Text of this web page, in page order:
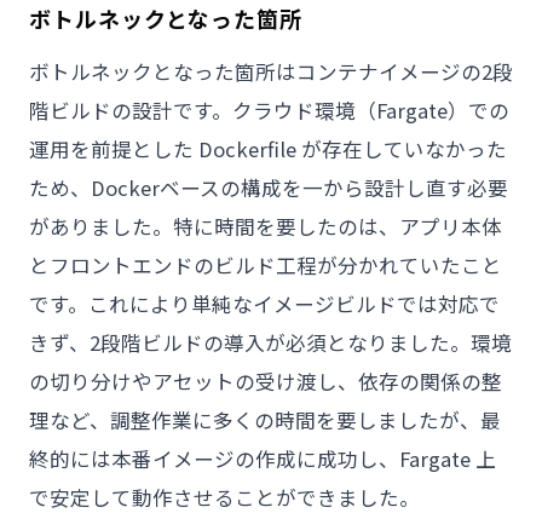
ボトルネックとなった箇所
ボトルネックとなった箇所はコンテナイメージの2段
階ビルドの設計です。クラウド環境（Fargate）での
運用を前提とした Dockerfile が存在していなかった
ため、Dockerベースの構成を一から設計し直す必要
がありました。特に時間を要したのは、アプリ本体
とフロントエンドのビルド工程が分かれていたこと
です。これにより単純なイメージビルドでは対応で
きず、2段階ビルドの導入が必須となりました。環境
の切り分けやアセットの受け渡し、依存の関係の整
理など、調整作業に多くの時間を要しましたが、最
終的には本番イメージの作成に成功し、Fargate 上
で安定して動作させることができました。